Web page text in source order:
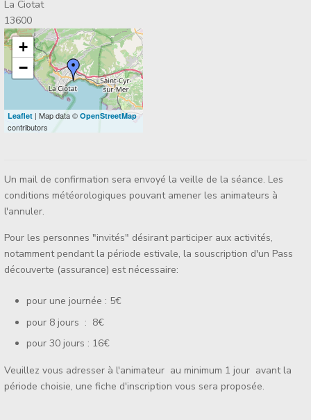
La Ciotat
13600
+
−
Leaflet | Map data ©OpenStreetMap
contributors
Un mail de confirmation sera envoyé la veille de la séance. Les
conditions météorologiques pouvant amener les animateurs à
l'annuler.
Pour les personnes "invités" désirant participer aux activités,
notamment pendant la période estivale, la souscription d'un Pass
découverte (assurance) est nécessaire:
pour une journée : 5€
pour 8 jours : 8€
pour 30 jours : 16€
Veuillez vous adresser à l'animateur au minimum 1 jour avant la
période choisie, une fiche d'inscription vous sera proposée.